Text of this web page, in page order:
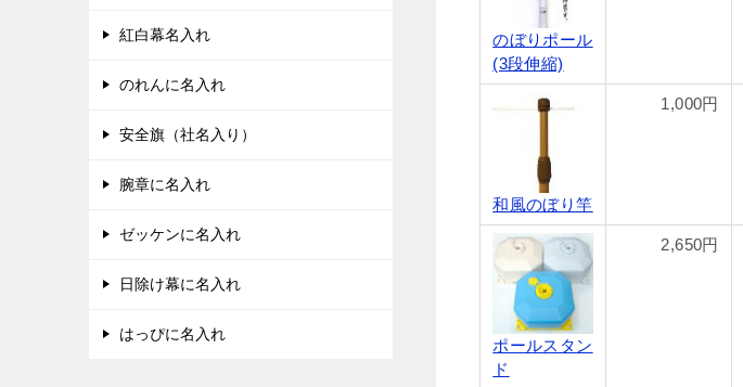
のぼりポール
(3段伸縮)
和風のぼり竿
1,000円
ポールスタン
ド
2,650円
紅白幕名入れ
のれんに名入れ
安全旗（社名入り）
腕章に名入れ
ゼッケンに名入れ
日除け幕に名入れ
はっぴに名入れ